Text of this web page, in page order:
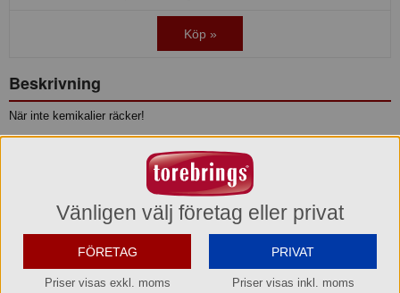
Köp »
Beskrivning
När inte kemikalier räcker!
• WC Rengöringsblock tar bort kraftiga kalkavlagringar, mögel, rost i
toalettstolar och handfat utan kemikalier.
• Repar inte när det används blött.
• Tillverkat av pimpsten.
• Inga bakterier kan överleva i blocket hygieniskt.
Produktinformation
Vänligen välj företag eller privat
FÖRETAG
Priser visas exkl. moms
PRIVAT
Priser visas inkl. moms